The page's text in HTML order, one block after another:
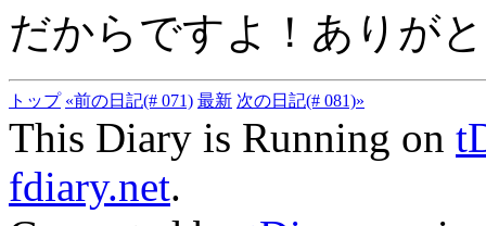
だからですよ！ありが
トップ «前の日記(# 071) 最新 次の日記(# 081)»
This Diary is Running on
fdiary.net.